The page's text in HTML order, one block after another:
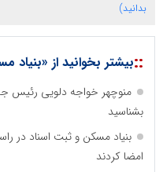
بدانید)
::بیشتر بخوانید از «بنیاد
منوچهر خواجه دلویی رئیس
بشناسید
امضا کردند